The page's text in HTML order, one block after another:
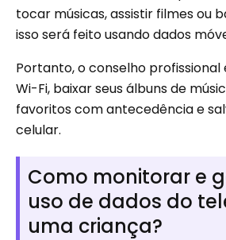
tocar músicas, assistir filmes ou
isso será feito usando dados
Portanto, o conselho
Wi-Fi, baixar seus álbuns de
favoritos com antecedência e
celular.
Como monitorar e
uso de dados do
uma criança?